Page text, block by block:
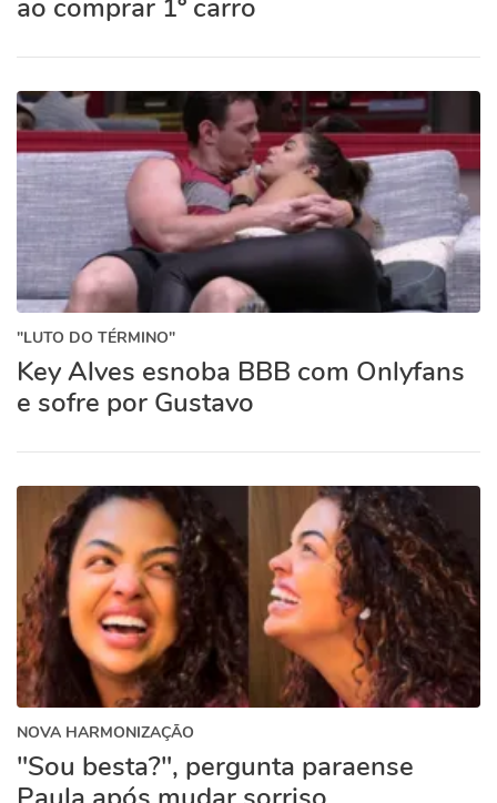
ao comprar 1º carro
"LUTO DO TÉRMINO"
Key Alves esnoba BBB com Onlyfans
e sofre por Gustavo
NOVA HARMONIZAÇÃO
"Sou besta?", pergunta paraense